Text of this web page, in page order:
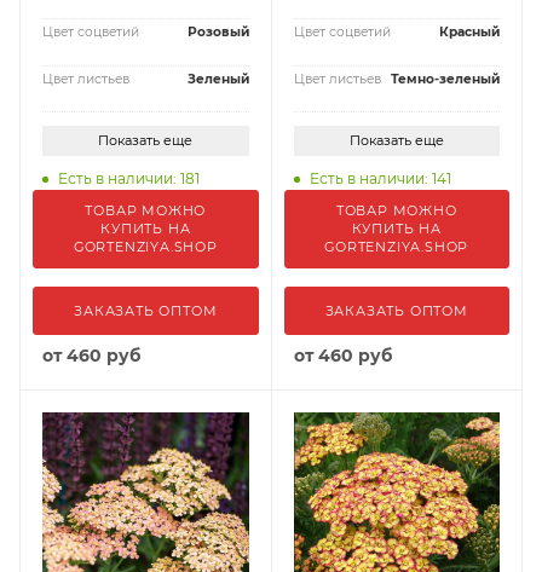
Цвет соцветий Розовый
Цвет листьев Зеленый
Показать еще
Есть в наличии: 181
ТОВАР МОЖНО
КУПИТЬ НА
GORTENZIYA.SHOP
ЗАКАЗАТЬ ОПТОМ
от460 руб
Цвет соцветий Красный
Цвет листьев Темно-зеленый
Показать еще
Есть в наличии: 141
ТОВАР МОЖНО
КУПИТЬ НА
GORTENZIYA.SHOP
ЗАКАЗАТЬ ОПТОМ
от460 руб